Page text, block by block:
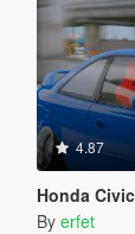
4.87
Honda
By erfet